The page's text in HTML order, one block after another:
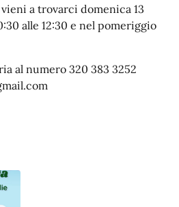
a trovarci domenica 13
alle 12:30 e nel pomeriggio
al numero 320 383 3252